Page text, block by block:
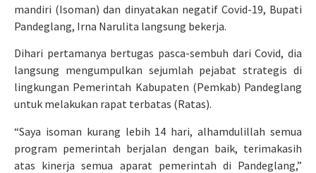
mandiri (Isoman) dan dinyatakan negatif Covid-19, Bupati
Pandeglang, Irna Narulita langsung bekerja.
Dihari pertamanya bertugas pasca-sembuh dari Covid, dia
langsung mengumpulkan sejumlah pejabat strategis di
lingkungan Pemerintah Kabupaten (Pemkab) Pandeglang
untuk melakukan rapat terbatas (Ratas).
“Saya isoman kurang lebih 14 hari, alhamdulillah semua
program pemerintah berjalan dengan baik, terimakasih
atas kinerja semua aparat pemerintah di Pandeglang,”